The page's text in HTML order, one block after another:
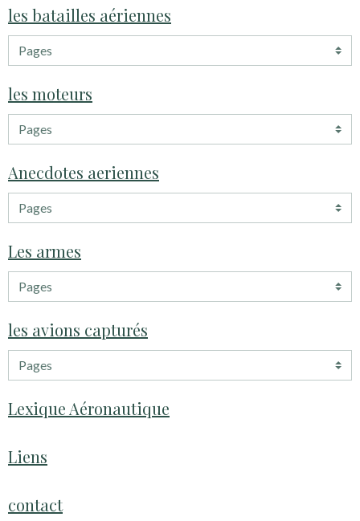
les batailles aériennes
les moteurs
Anecdotes aeriennes
Les armes
les avions capturés
Lexique Aéronautique
Liens
contact